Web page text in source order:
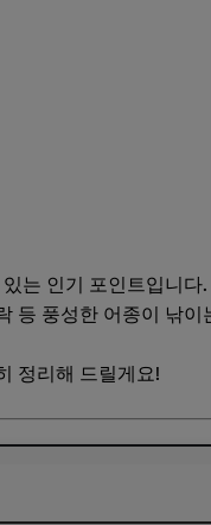
는 인기 포인트입니
풍성한 어종이 낚이
정리해 드릴게요!